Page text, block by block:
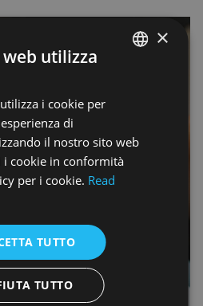
×
utilizza
i cookie per
di
il nostro sito web
i cookie in conformità
per i cookie. Read
TUTTO
TUTTO